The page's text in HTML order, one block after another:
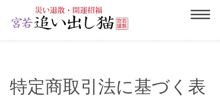
特定商取引法に基づく表